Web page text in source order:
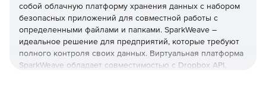
собой облачную платформу хранения данных с набором
безопасных приложений для совместной работы с
определенными файлами и папками. SparkWeave –
идеальное решение для предприятий, которые требуют
полного контроля своих данных. Виртуальная платформа
SparkWeave обладает совместимостью с Dropbox API,